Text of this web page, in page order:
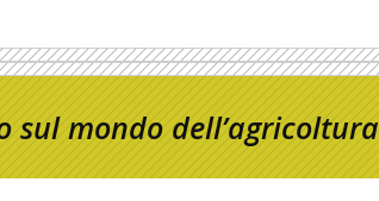
sul mondo dell’agricoltura